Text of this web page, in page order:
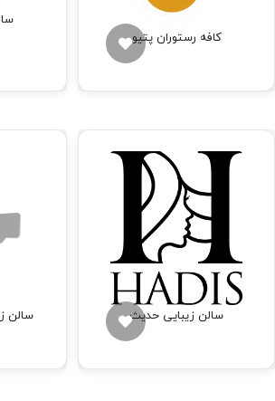
کافه رستوران پتیو
سالن زیبایی حدیث سالن